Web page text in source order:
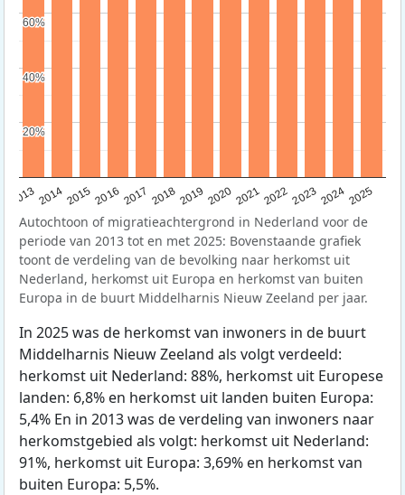
20132014201520162017 20182019 202020212022202320242025
20%
20%
40%
40%
60%
60%
Autochtoon of migratieachtergrond in Nederland voor de
periode van 2013 tot en met 2025: Bovenstaande grafiek
toont de verdeling van de bevolking naar herkomst uit
Nederland, herkomst uit Europa en herkomst van buiten
Europa in de buurt Middelharnis Nieuw Zeeland per jaar.
In 2025 was de herkomst van inwoners in de buurt
Middelharnis Nieuw Zeeland als volgt verdeeld:
herkomst uit Nederland: 88%, herkomst uit Europese
landen: 6,8% en herkomst uit landen buiten Europa:
5,4% En in 2013 was de verdeling van inwoners naar
herkomstgebied als volgt: herkomst uit Nederland:
91%, herkomst uit Europa: 3,69% en herkomst van
buiten Europa: 5,5%.